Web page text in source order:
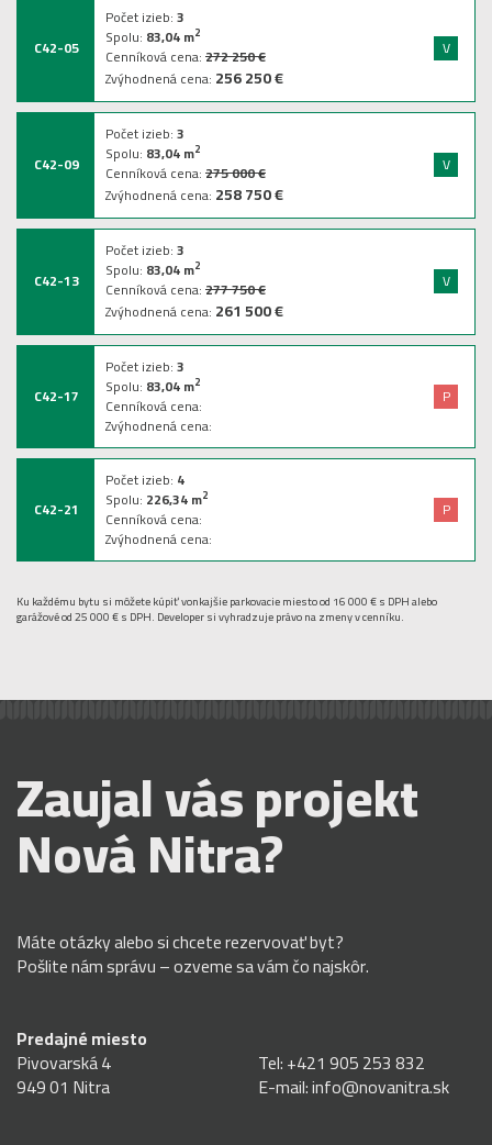
C42-05
Počet izieb:3
Spolu: 83,04m2
Cenníková cena:272 250 €
Zvýhodnená cena: 256 250 €
V
C42-09
Počet izieb:3
Spolu: 83,04m2
Cenníková cena:275 000 €
Zvýhodnená cena: 258 750 €
V
C42-13
Počet izieb:3
Spolu: 83,04m2
Cenníková cena:277 750 €
Zvýhodnená cena: 261 500 €
V
C42-17
Počet izieb:3
Spolu: 83,04m2
Cenníková cena:
Zvýhodnená cena:
P
C42-21
Počet izieb: 4
Spolu: 226,34m2
Cenníková cena:
Zvýhodnená cena:
P
Ku každému bytu si môžete kúpiť vonkajšie parkovacie miesto od 16 000 € s DPH alebo
garážové od 25 000 € s DPH. Developer si vyhradzuje právo na zmeny v cenníku.
Zaujal vás projekt
Nová Nitra?
Máte otázky alebo si chcete rezervovať byt?
Pošlite nám správu – ozveme sa vám čo najskôr.
Predajné miesto
Pivovarská 4
949 01 Nitra
Tel:+421 905 253 832
E-mail:info@novanitra.sk